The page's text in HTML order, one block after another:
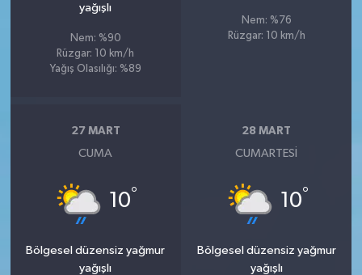
yağışlı
Nem: %90
Rüzgar: 10 km/h
Yağış Olasılığı: %89
Nem: %76
Rüzgar: 10 km/h
27 MART
CUMA
10°
Bölgesel düzensiz yağmur
yağışlı
28 MART
CUMARTESI
10°
Bölgesel düzensiz yağmur
yağışlı